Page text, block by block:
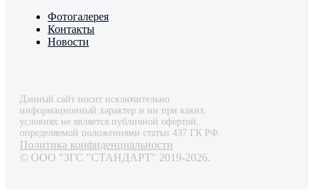
Фотогалерея
Контакты
Новости
Данный сайт носит исключительно
информационный характер и ни при каких
условиях не является публичной офертой,
определяемой положениями статьи 437 ГК РФ.
Политика конфиденциальности
© ООО "ЗГС "СТАНДАРТ" 2019-2026.